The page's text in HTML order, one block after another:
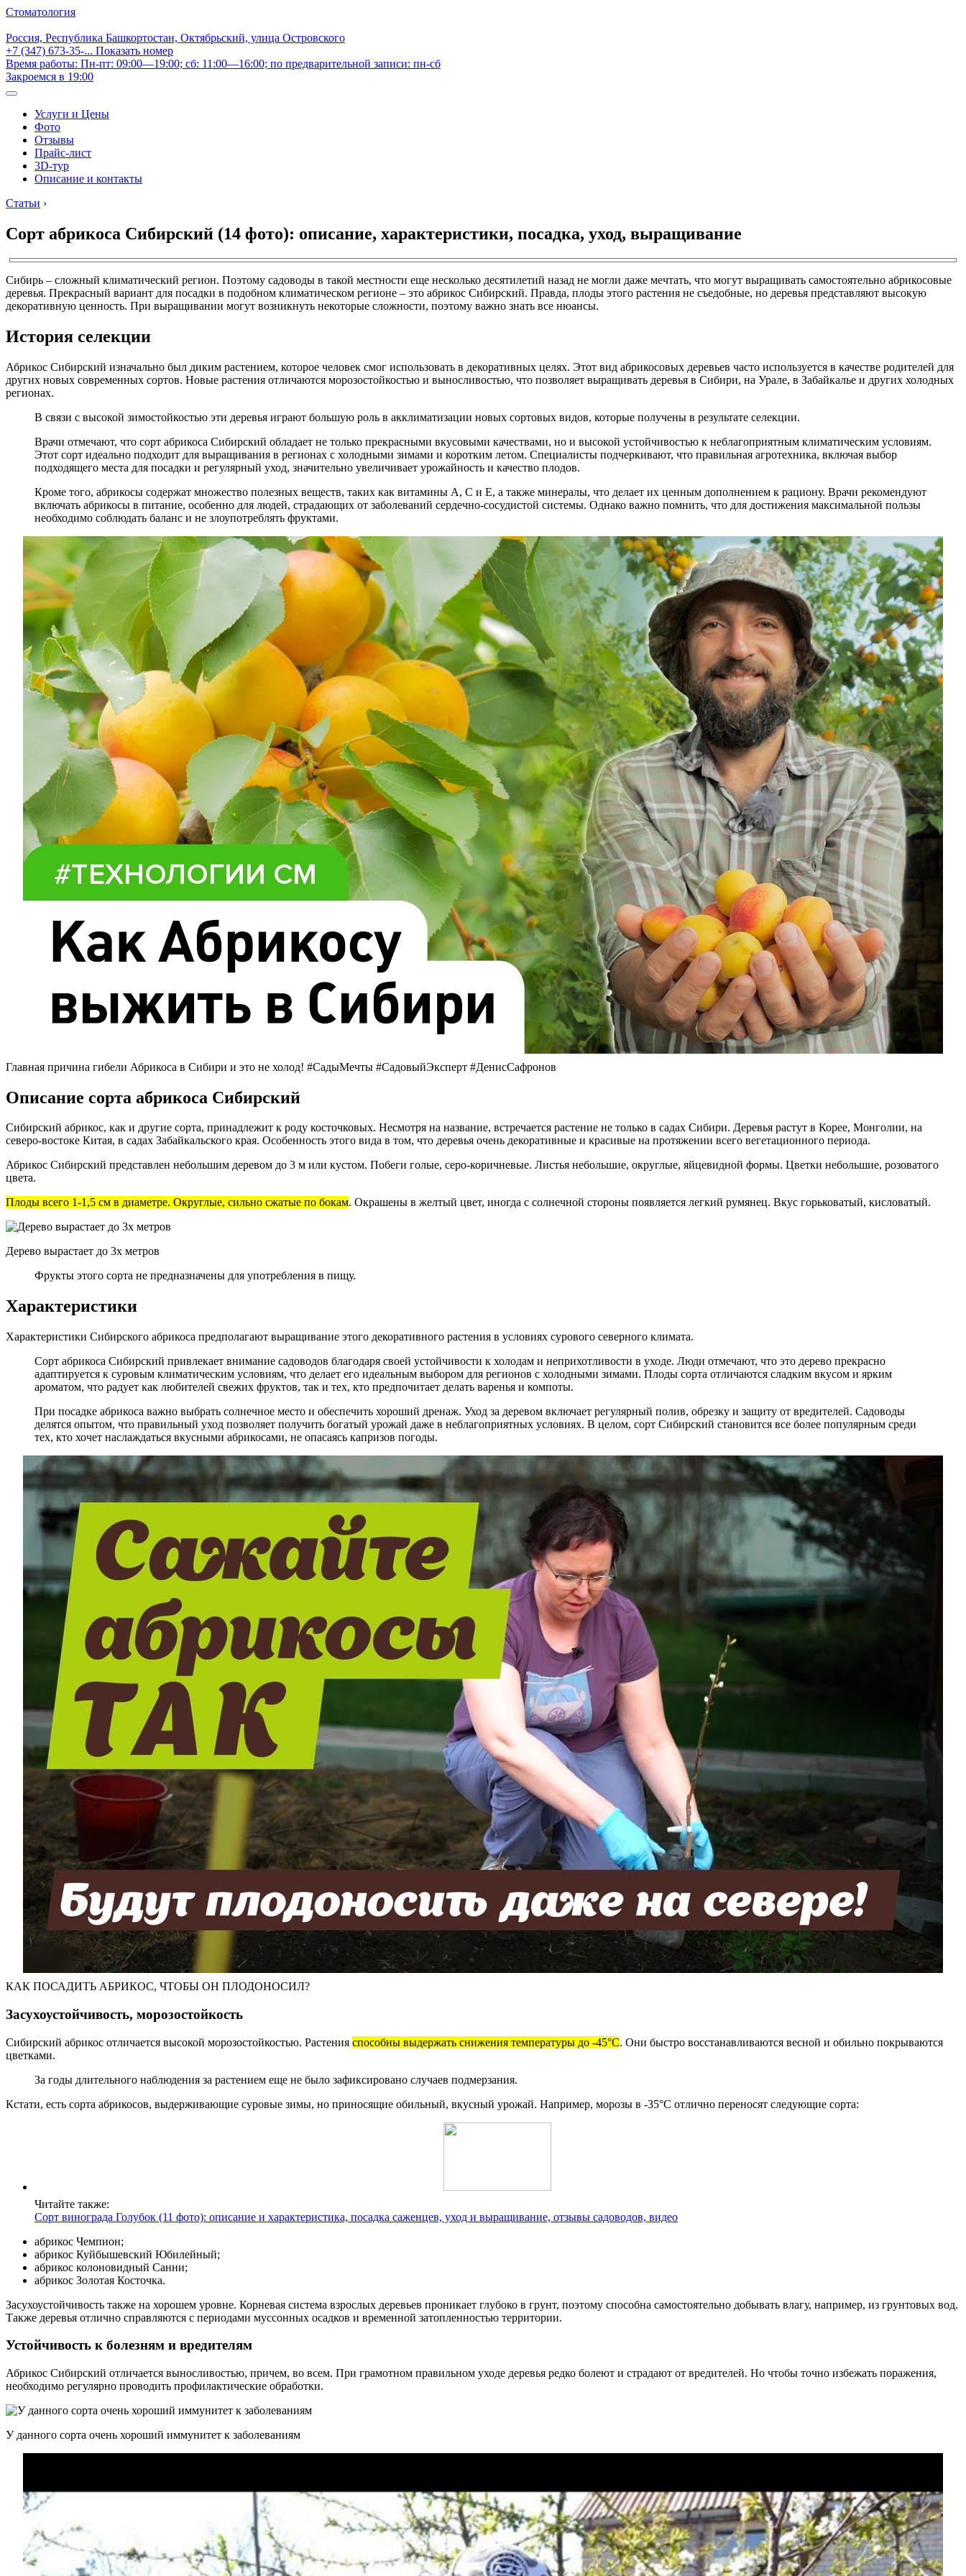
Стоматология
Россия, Республика Башкортостан, Октябрьский, улица Островского
+7 (347) 673-35-... Показать номер
Время работы: Пн-пт: 09:00—19:00; сб: 11:00—16:00; по предварительной записи: пн-сб
Закроемся в 19:00
Услуги и Цены
Фото
Отзывы
Прайс-лист
3D-тур
Описание и контакты
Статьи ›
Сорт абрикоса Сибирский (14 фото): описание, характеристики, посадка, уход, выращивание
Сибирь – сложный климатический регион. Поэтому садоводы в такой местности еще несколько десятилетий назад не могли даже мечтать, что могут выращивать самостоятельно абрикосовые
деревья. Прекрасный вариант для посадки в подобном климатическом регионе – это абрикос Сибирский. Правда, плоды этого растения не съедобные, но деревья представляют высокую
декоративную ценность. При выращивании могут возникнуть некоторые сложности, поэтому важно знать все нюансы.
История селекции
Абрикос Сибирский изначально был диким растением, которое человек смог использовать в декоративных целях. Этот вид абрикосовых деревьев часто используется в качестве родителей для
других новых современных сортов. Новые растения отличаются морозостойкостью и выносливостью, что позволяет выращивать деревья в Сибири, на Урале, в Забайкалье и других холодных
регионах.
В связи с высокой зимостойкостью эти деревья играют большую роль в акклиматизации новых сортовых видов, которые получены в результате селекции.
Врачи отмечают, что сорт абрикоса Сибирский обладает не только прекрасными вкусовыми качествами, но и высокой устойчивостью к неблагоприятным климатическим условиям.
Этот сорт идеально подходит для выращивания в регионах с холодными зимами и коротким летом. Специалисты подчеркивают, что правильная агротехника, включая выбор
подходящего места для посадки и регулярный уход, значительно увеличивает урожайность и качество плодов.
Кроме того, абрикосы содержат множество полезных веществ, таких как витамины A, C и E, а также минералы, что делает их ценным дополнением к рациону. Врачи рекомендуют
включать абрикосы в питание, особенно для людей, страдающих от заболеваний сердечно-сосудистой системы. Однако важно помнить, что для достижения максимальной пользы
необходимо соблюдать баланс и не злоупотреблять фруктами.
Главная причина гибели Абрикоса в Сибири и это не холод! #СадыМечты #СадовыйЭксперт #ДенисСафронов
Описание сорта абрикоса Сибирский
Сибирский абрикос, как и другие сорта, принадлежит к роду косточковых. Несмотря на название, встречается растение не только в садах Сибири. Деревья растут в Корее, Монголии, на
северо-востоке Китая, в садах Забайкальского края. Особенность этого вида в том, что деревья очень декоративные и красивые на протяжении всего вегетационного периода.
Абрикос Сибирский представлен небольшим деревом до 3 м или кустом. Побеги голые, серо-коричневые. Листья небольшие, округлые, яйцевидной формы. Цветки небольшие, розоватого
цвета.
Плоды всего 1-1,5 см в диаметре. Округлые, сильно сжатые по бокам. Окрашены в желтый цвет, иногда с солнечной стороны появляется легкий румянец. Вкус горьковатый, кисловатый.
Дерево вырастает до 3х метров
Фрукты этого сорта не предназначены для употребления в пищу.
Характеристики
Характеристики Сибирского абрикоса предполагают выращивание этого декоративного растения в условиях сурового северного климата.
Сорт абрикоса Сибирский привлекает внимание садоводов благодаря своей устойчивости к холодам и неприхотливости в уходе. Люди отмечают, что это дерево прекрасно
адаптируется к суровым климатическим условиям, что делает его идеальным выбором для регионов с холодными зимами. Плоды сорта отличаются сладким вкусом и ярким
ароматом, что радует как любителей свежих фруктов, так и тех, кто предпочитает делать варенья и компоты.
При посадке абрикоса важно выбрать солнечное место и обеспечить хороший дренаж. Уход за деревом включает регулярный полив, обрезку и защиту от вредителей. Садоводы
делятся опытом, что правильный уход позволяет получить богатый урожай даже в неблагоприятных условиях. В целом, сорт Сибирский становится все более популярным среди
тех, кто хочет наслаждаться вкусными абрикосами, не опасаясь капризов погоды.
КАК ПОСАДИТЬ АБРИКОС, ЧТОБЫ ОН ПЛОДОНОСИЛ?
Засухоустойчивость, морозостойкость
Сибирский абрикос отличается высокой морозостойкостью. Растения способны выдержать снижения температуры до -45°С. Они быстро восстанавливаются весной и обильно покрываются
цветками.
За годы длительного наблюдения за растением еще не было зафиксировано случаев подмерзания.
Кстати, есть сорта абрикосов, выдерживающие суровые зимы, но приносящие обильный, вкусный урожай. Например, морозы в -35°С отлично переносят следующие сорта:
Читайте также:
Сорт винограда Голубок (11 фото): описание и характеристика, посадка саженцев, уход и выращивание, отзывы садоводов, видео
абрикос Чемпион;
абрикос Куйбышевский Юбилейный;
абрикос колоновидный Санни;
абрикос Золотая Косточка.
Засухоустойчивость также на хорошем уровне. Корневая система взрослых деревьев проникает глубоко в грунт, поэтому способна самостоятельно добывать влагу, например, из грунтовых вод.
Также деревья отлично справляются с периодами муссонных осадков и временной затопленностью территории.
Устойчивость к болезням и вредителям
Абрикос Сибирский отличается выносливостью, причем, во всем. При грамотном правильном уходе деревья редко болеют и страдают от вредителей. Но чтобы точно избежать поражения,
необходимо регулярно проводить профилактические обработки.
У данного сорта очень хороший иммунитет к заболеваниям